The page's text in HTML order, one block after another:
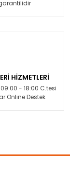
HİZMETLERİ
- 18:00 C.tesi
Online Destek